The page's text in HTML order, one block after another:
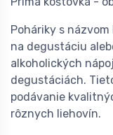
Poháriky s
na degustáciu
alkoholických
degustáciách.
podávanie
rôznych liehovín.